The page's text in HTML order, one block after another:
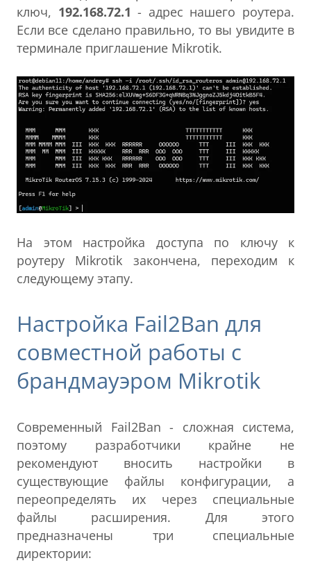
ключ, 192.168.72.1 - адрес нашего роутера.
Если все сделано правильно, то вы увидите в
терминале приглашение Mikrotik.
На этом настройка доступа по ключу к
роутеру Mikrotik закончена, переходим к
следующему этапу.
Настройка Fail2Ban для
совместной работы с
брандмауэром Mikrotik
Современный Fail2Ban - сложная система,
поэтому разработчики крайне не
рекомендуют вносить настройки в
существующие файлы конфигурации, а
переопределять их через специальные
файлы расширения. Для этого
предназначены три специальные
директории: